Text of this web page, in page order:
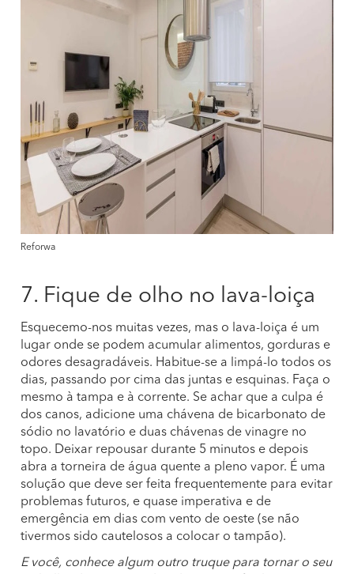
Reforwa
7. Fique de olho no lava-loiça
Esquecemo-nos muitas vezes, mas o lava-loiça é um
lugar onde se podem acumular alimentos, gorduras e
odores desagradáveis. Habitue-se a limpá-lo todos os
dias, passando por cima das juntas e esquinas. Faça o
mesmo à tampa e à corrente. Se achar que a culpa é
dos canos, adicione uma chávena de bicarbonato de
sódio no lavatório e duas chávenas de vinagre no
topo. Deixar repousar durante 5 minutos e depois
abra a torneira de água quente a pleno vapor. É uma
solução que deve ser feita frequentemente para evitar
problemas futuros, e quase imperativa e de
emergência em dias com vento de oeste (se não
tivermos sido cautelosos a colocar o tampão).
E você, conhece algum outro truque para tornar o seu